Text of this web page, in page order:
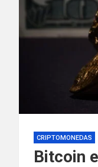
CRIPTOMONEDAS
Bitcoin